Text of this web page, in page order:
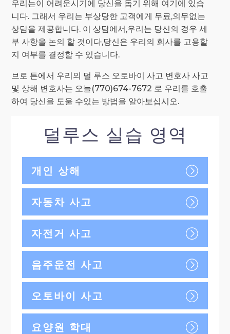
우리는이 어려운시기에 당신을 돕기 위해 여기에 있습
니다. 그래서 우리는 부상당한 고객에게 무료,의무없는
상담을 제공합니다. 이 상담에서,우리는 당신의 경우 세
부 사항을 논의 할 것이다,당신은 우리의 회사를 고용할
지 여부를 결정할 수 있습니다.
브로 튼에서 우리의 덜 루스 오토바이 사고 변호사 사고
및 상해 변호사는 오늘(770)674-7672 로 우리를 호출
하여 당신을 도울 수있는 방법을 알아보십시오.
덜루스 실습 영역
개인 상해
자동차 사고
자전거 사고
음주운전 사고
오토바이 사고
요양원 학대